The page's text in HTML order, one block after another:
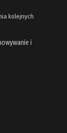
kolejnych
i